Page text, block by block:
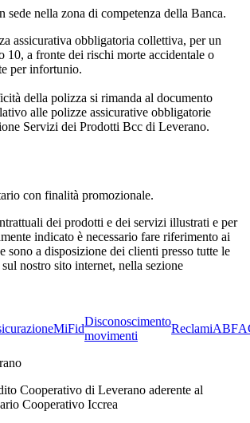
sede nella zona di competenza della Banca.
assicurativa obbligatoria collettiva, per un
10, a fronte dei rischi morte accidentale o
per infortunio.
della polizza si rimanda al documento
alle polizze assicurative obbligatorie
Servizi dei Prodotti Bcc di Leverano.
con finalità promozionale.
dei prodotti e dei servizi illustrati e per
indicato è necessario fare riferimento ai
sono a disposizione dei clienti presso tutte le
nostro sito internet, nella sezione
MiFid
Disconoscimento
movimenti
ReclamiABF
Cooperativo di Leverano aderente al
Cooperativo Iccrea